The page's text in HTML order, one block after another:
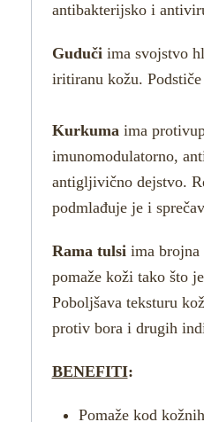
antibakterijsko i
Gudučiima svojstvo
iritiranu kožu.
Kurkumaima
imunomodulatorno,
antigljivično dejstvo.
podmlađuje je i
Rama tulsiima brojna
pomaže koži tako što
Poboljšava teksturu
protiv bora i drugih
BENEFITI:
Pomaže kod